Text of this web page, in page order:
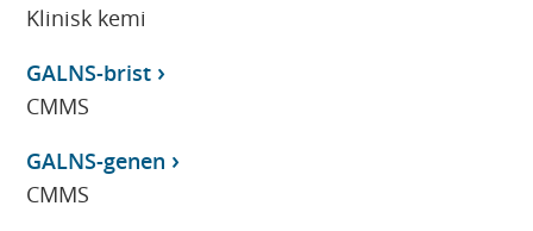
Klinisk kemi
GALNS-brist
CMMS
GALNS-genen
CMMS